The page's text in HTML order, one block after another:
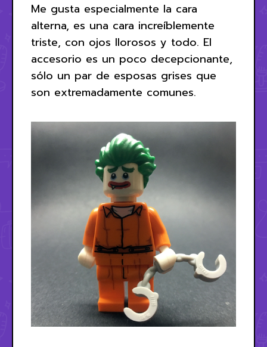
Me gusta especialmente la cara
alterna, es una cara increíblemente
triste, con ojos llorosos y todo. El
accesorio es un poco decepcionante,
sólo un par de esposas grises que
son extremadamente comunes.